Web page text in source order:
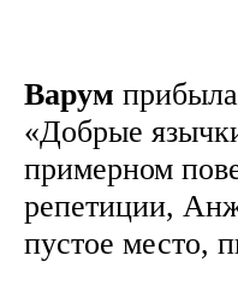
Варум
«Добрые
примерном
репетиции,
пустое место,